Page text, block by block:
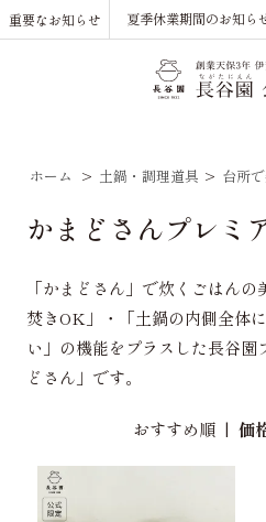
重要なお知らせ 夏季休業期間のお知ら
ホーム > 土鍋・調理道具 > 台所
かまどさんプレミ
「かまどさん」で炊くごはん
焚きOK」・「土鍋の内側全体
い」の機能をプラスした長谷園
どさん」です。
おすすめ順| 価